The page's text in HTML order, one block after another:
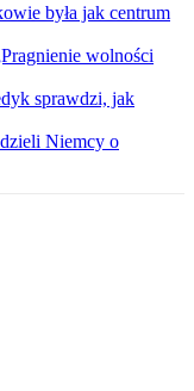
była jak centrum
wolności
sprawdzi, jak
Niemcy o